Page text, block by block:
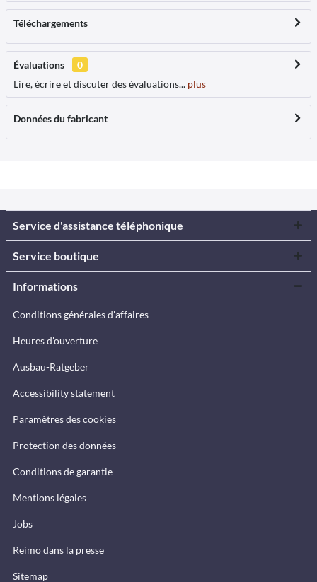
Téléchargements
Évaluations
0
Lire, écrire et discuter des évaluations... plus
Données du fabricant
Service d'assistance téléphonique
Service boutique
Informations
Conditions générales d'affaires
Heures d'ouverture
Ausbau-Ratgeber
Accessibility statement
Paramètres des cookies
Protection des données
Conditions de garantie
Mentions légales
Jobs
Reimo dans la presse
Sitemap